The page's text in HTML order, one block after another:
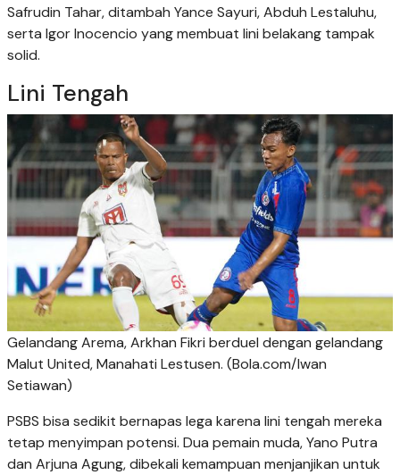
Safrudin Tahar, ditambah Yance Sayuri, Abduh Lestaluhu,
serta Igor Inocencio yang membuat lini belakang tampak
solid.
Lini Tengah
Gelandang Arema, Arkhan Fikri berduel dengan gelandang
Malut United, Manahati Lestusen. (Bola.com/Iwan
Setiawan)
PSBS bisa sedikit bernapas lega karena lini tengah mereka
tetap menyimpan potensi. Dua pemain muda, Yano Putra
dan Arjuna Agung, dibekali kemampuan menjanjikan untuk